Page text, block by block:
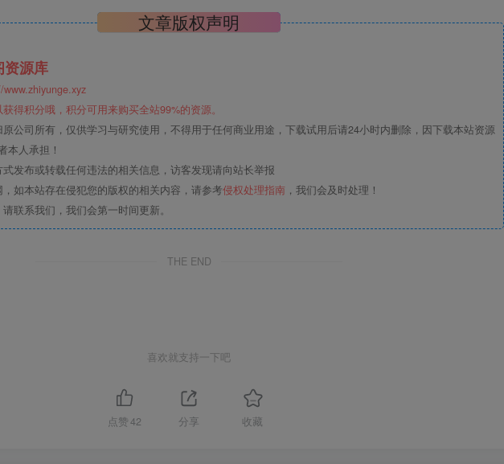
文章版权声明
资源库
www.zhiyunge.xyz
得积分哦，积分可用来购买全站99%的资源。
公司所有，仅供学习与研究使用，不得用于任何商业用途，下载试用后请24小时内删除，因下载本站资源
本人承担！
发布或转载任何违法的相关信息，访客发现请向站长举报
如本站存在侵犯您的版权的相关内容，请参考侵权处理指南 ，我们会及时处理！
联系我们，我们会第一时间更新。
THE END
喜欢就支持一下吧
点赞 42 分享 收藏